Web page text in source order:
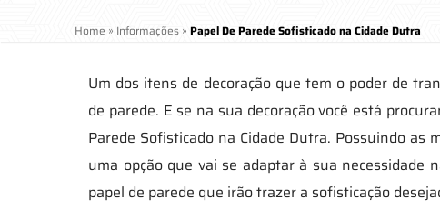
Home » Informações »Papel De Parede Sofisticado na Cidade Dutra
Um dos itens de decoração que tem o poder de
de parede. E se na sua decoração você está
Parede Sofisticado na Cidade Dutra. Possuindo as
uma opção que vai se adaptar à sua necessidade
papel de parede que irão trazer a sofisticação